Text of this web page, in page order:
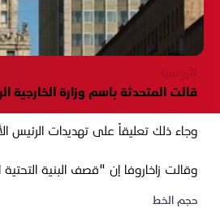
#روسيا
قالت المتحدثة باسم وزارة
وجاء ذلك تعليقاً على تهديدات الرئيس
وقالت زاخاروفا إن "قصف البنية
حجم الخط